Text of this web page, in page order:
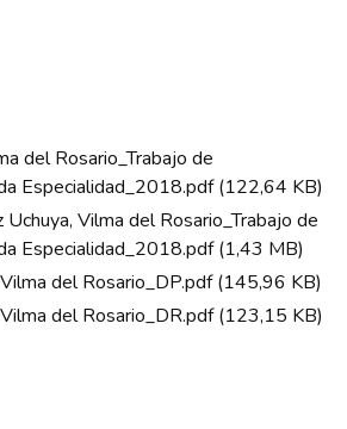
del Rosario_Trabajo de
Especialidad_2018.pdf(122,64 KB)
Vilma del Rosario_Trabajo de
Especialidad_2018.pdf(1,43 MB)
del Rosario_DP.pdf(145,96 KB)
del Rosario_DR.pdf(123,15 KB)